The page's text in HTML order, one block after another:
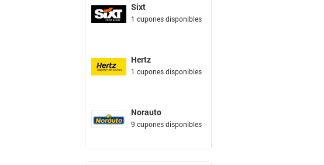
Sixt
1 cupones disponibles
Hertz
1 cupones disponibles
Norauto
9 cupones disponibles